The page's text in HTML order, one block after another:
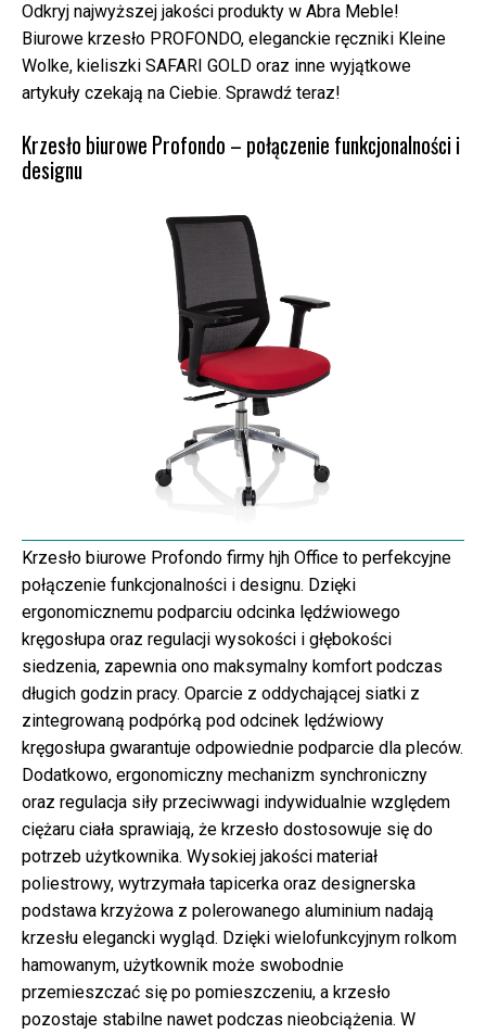
Odkryj najwyższej jakości produkty w Abra Meble!
Biurowe krzesło PROFONDO, eleganckie ręczniki Kleine
Wolke, kieliszki SAFARI GOLD oraz inne wyjątkowe
artykuły czekają na Ciebie. Sprawdź teraz!
Krzesło biurowe Profondo – połączenie funkcjonalności i
designu
Krzesło biurowe Profondo firmy hjh Office to perfekcyjne
połączenie funkcjonalności i designu. Dzięki
ergonomicznemu podparciu odcinka lędźwiowego
kręgosłupa oraz regulacji wysokości i głębokości
siedzenia, zapewnia ono maksymalny komfort podczas
długich godzin pracy. Oparcie z oddychającej siatki z
zintegrowaną podpórką pod odcinek lędźwiowy
kręgosłupa gwarantuje odpowiednie podparcie dla pleców.
Dodatkowo, ergonomiczny mechanizm synchroniczny
oraz regulacja siły przeciwwagi indywidualnie względem
ciężaru ciała sprawiają, że krzesło dostosowuje się do
potrzeb użytkownika. Wysokiej jakości materiał
poliestrowy, wytrzymała tapicerka oraz designerska
podstawa krzyżowa z polerowanego aluminium nadają
krzesłu elegancki wygląd. Dzięki wielofunkcyjnym rolkom
hamowanym, użytkownik może swobodnie
przemieszczać się po pomieszczeniu, a krzesło
pozostaje stabilne nawet podczas nieobciążenia. W